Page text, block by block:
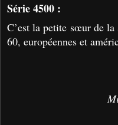
Série 4500 :
C’est la petite sœur de
60, européennes et